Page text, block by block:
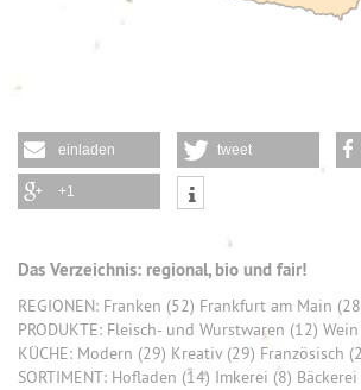
einladen tweet
+1
Das Verzeichnis: regional, bio und fair!